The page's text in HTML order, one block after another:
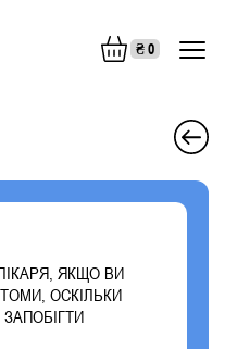
₴0
ЯКЩО ВИ
ОСКІЛЬКИ